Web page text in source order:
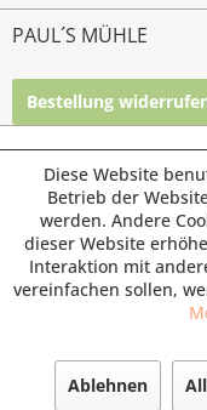
PAUL´S MÜHLE
Bestellung
© Paul's Mühle |
Fax: 02361 -
Diese Website
Betrieb der
werden. Andere
dieser Website
Interaktion mit
vereinfachen sollen,
Ablehnen